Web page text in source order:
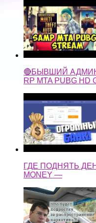
🔴БЫВШИЙ АДМИН
RP MTA PUBG HD
ГДЕ ПОДНЯТЬ
MONEY —